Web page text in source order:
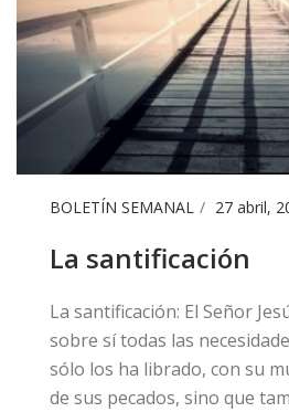
BOLETÍN SEMANAL 27 abril,
La santificación
​La santificación: El Señor
sobre sí todas las
sólo los ha librado, con su
de sus pecados, sino que